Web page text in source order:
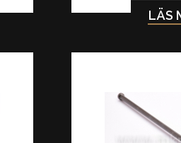
LÄS